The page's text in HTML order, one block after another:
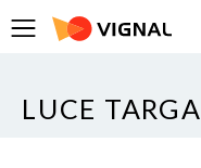
LUCE